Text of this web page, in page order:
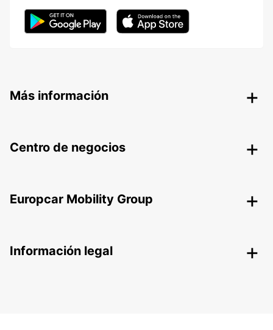
Más información
Centro de negocios
Europcar Mobility Group
Información legal